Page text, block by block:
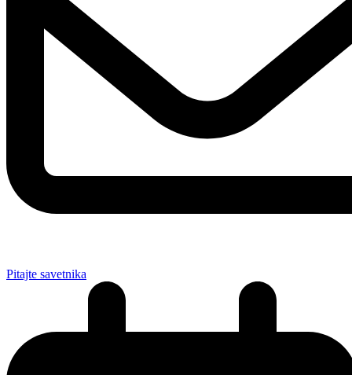
Pitajte savetnika